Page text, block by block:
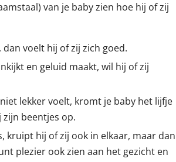
van je baby zien hoe hij of zij
dan voelt hij of zij zich goed.
en geluid maakt, wil hij of zij
lekker voelt, kromt je baby het lijfje
beentjes op.
kruipt hij of zij ook in elkaar, maar dan
plezier ook zien aan het gezicht en